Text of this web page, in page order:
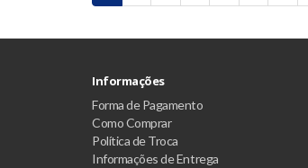
Informações
Forma de Pagamento
Como Comprar
Política de Troca
Informações de Entrega